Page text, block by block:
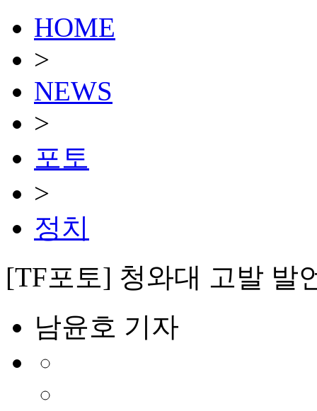
HOME
>
NEWS
>
포토
>
정치
[TF포토] 청와대 고발 발
남윤호 기자